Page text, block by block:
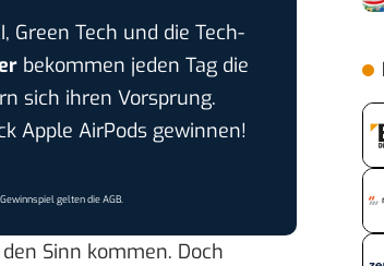
Tech und die Tech-
bekommen jeden Tag die
sich ihren Vorsprung.
Apple AirPods gewinnen!
gelten dieAGB.
Sinn kommen. Doch